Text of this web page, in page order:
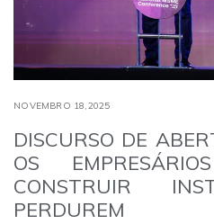
NOVEMBRO 18,2025
DISCURSO DE
OS
CONSTRUIR
PERDUREM